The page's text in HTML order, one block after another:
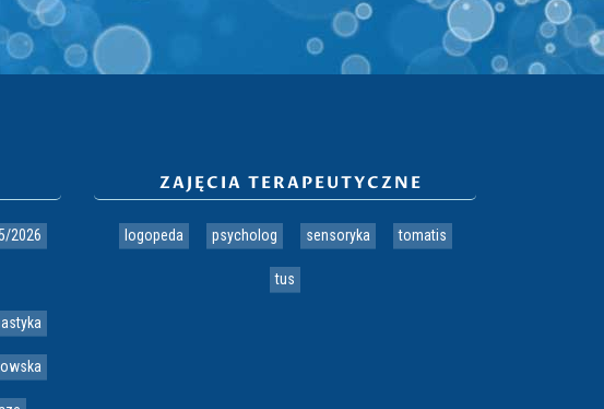
2026
ZAJĘCIA TERAPEUTYCZNE
logopeda psycholog sensoryka tomatis
tus